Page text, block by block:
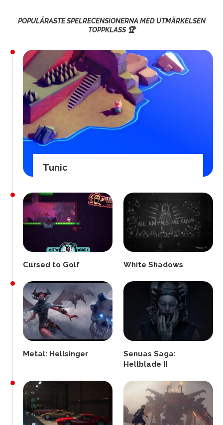
POPULÄRASTE SPELRECENSIONERNA MED UTMÄRKELSEN
TOPPKLASS 🏆
Tunic
Cursed to Golf White Shadows
Metal: Hellsinger
Senuas Saga:
Hellblade II